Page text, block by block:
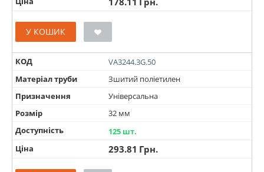
У КОШИК
КОД
VA3244.3G.50
Матеріал труби
Зшитий поліетилен
Призначення
Універсальна
Розмір
32 мм
Доступність
125 шт.
Ціна
293.81 Грн.